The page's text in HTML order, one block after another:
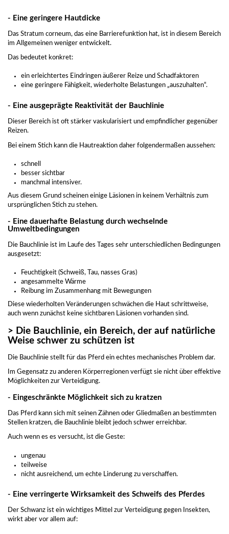
- Eine geringere Hautdicke
Das Stratum corneum, das eine Barrierefunktion hat, ist in diesem Bereich
im Allgemeinen weniger entwickelt.
Das bedeutet konkret:
ein erleichtertes Eindringen äußerer Reize und Schadfaktoren
eine geringere Fähigkeit, wiederholte Belastungen „auszuhalten“.
- Eine ausgeprägte Reaktivität der Bauchlinie
Dieser Bereich ist oft stärker vaskularisiert und empfindlicher gegenüber
Reizen.
Bei einem Stich kann die Hautreaktion daher folgendermaßen aussehen:
schnell
besser sichtbar
manchmal intensiver.
Aus diesem Grund scheinen einige Läsionen in keinem Verhältnis zum
ursprünglichen Stich zu stehen.
- Eine dauerhafte Belastung durch wechselnde
Umweltbedingungen
Die Bauchlinie ist im Laufe des Tages sehr unterschiedlichen Bedingungen
ausgesetzt:
Feuchtigkeit (Schweiß, Tau, nasses Gras)
angesammelte Wärme
Reibung im Zusammenhang mit Bewegungen
Diese wiederholten Veränderungen schwächen die Haut schrittweise,
auch wenn zunächst keine sichtbaren Läsionen vorhanden sind.
> Die Bauchlinie, ein Bereich, der auf natürliche
Weise schwer zu schützen ist
Die Bauchlinie stellt für das Pferd ein echtes mechanisches Problem dar.
Im Gegensatz zu anderen Körperregionen verfügt sie nicht über effektive
Möglichkeiten zur Verteidigung.
- Eingeschränkte Möglichkeit sich zu kratzen
Das Pferd kann sich mit seinen Zähnen oder Gliedmaßen an bestimmten
Stellen kratzen, die Bauchlinie bleibt jedoch schwer erreichbar.
Auch wenn es es versucht, ist die Geste:
ungenau
teilweise
nicht ausreichend, um echte Linderung zu verschaffen.
- Eine verringerte Wirksamkeit des Schweifs des Pferdes
Der Schwanz ist ein wichtiges Mittel zur Verteidigung gegen Insekten,
wirkt aber vor allem auf: